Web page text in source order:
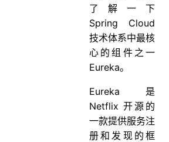
了解一下
Spring Cloud
技术体系中最核
心的组件之一
Eureka。
Eureka 是
Netflix 开源的
一款提供服务注
册和发现的框